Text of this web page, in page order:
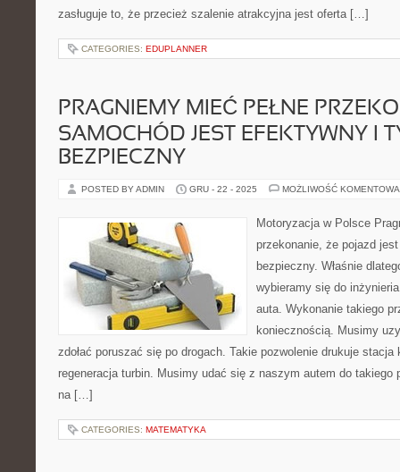
zasługuje to, że przecież szalenie atrakcyjna jest oferta […]
CATEGORIES: EDUPLANNER
PRAGNIEMY MIEĆ PEŁNE
SAMOCHÓD JEST EFEKTYWNY I
BEZPIECZNY
POSTED BY ADMIN GRU - 22 - 2025 MOŻLIWOŚĆ
Motoryzacja w Polsce
przekonanie, że pojazd
bezpieczny. Właśnie
wybieramy się do
auta. Wykonanie takiego
koniecznością. Musimy
zdołać poruszać się po drogach. Takie pozwolenie drukuje stacja
regeneracja turbin. Musimy udać się z naszym autem do takiego
na […]
CATEGORIES: MATEMATYKA